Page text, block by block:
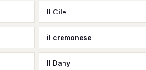
Il Cile
il cremonese
Il Dany